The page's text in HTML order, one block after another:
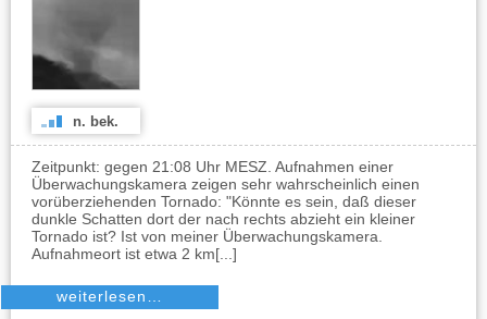
n. bek.
Zeitpunkt: gegen 21:08 Uhr MESZ. Aufnahmen einer
Überwachungskamera zeigen sehr wahrscheinlich einen
vorüberziehenden Tornado: "Könnte es sein, daß dieser
dunkle Schatten dort der nach rechts abzieht ein kleiner
Tornado ist? Ist von meiner Überwachungskamera.
Aufnahmeort ist etwa 2 km[...]
weiterlesen…